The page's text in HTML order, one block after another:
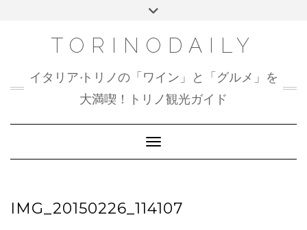
Toggle
TORINODAILY
イタリア•トリノの「ワイン」と「グルメ」を
大満喫！トリノ観光ガイド
Toggle Navigation
IMG_20150226_114107